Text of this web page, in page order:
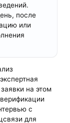
после
или
на этом
с
для